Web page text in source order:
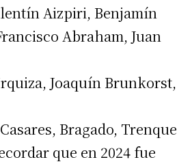
Aizpiri, Benjamín
Abraham, Juan
Joaquín Brunkorst,
Bragado, Trenque
que en 2024 fue